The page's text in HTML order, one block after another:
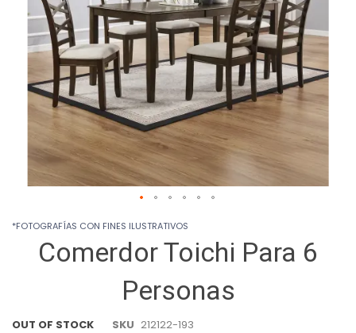
Comerdor Toichi Para 6
Personas
OUT OF STOCK SKU 212122-193
to
beginning
gallery
*FOTOGRAFÍAS CON FINES ILUSTRATIVOS